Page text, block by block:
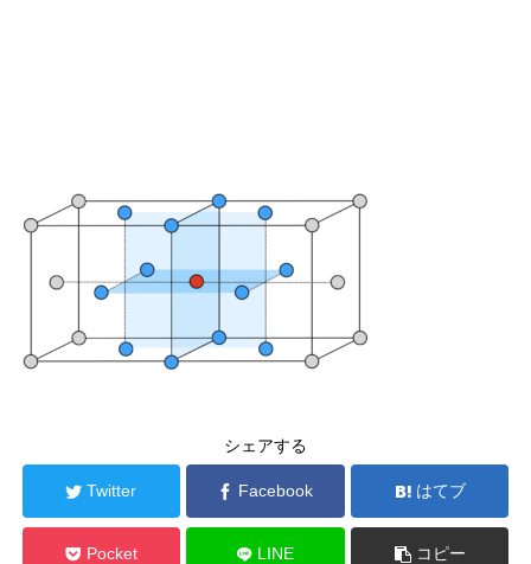
シェアする
Twitter Facebook はてブ
Pocket LINE コピー